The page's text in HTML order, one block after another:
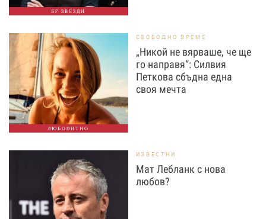
БГ ЗВЕЗДИ
ЛЮБОПИТНО
СВОБОДНО ВРЕМЕ
„Никой не вярваше, че ще
го направя“: Силвия
Петкова сбъдна една
своя мечта
ИЗВЕСТНИ
Мат Лебланк с нова
любов?